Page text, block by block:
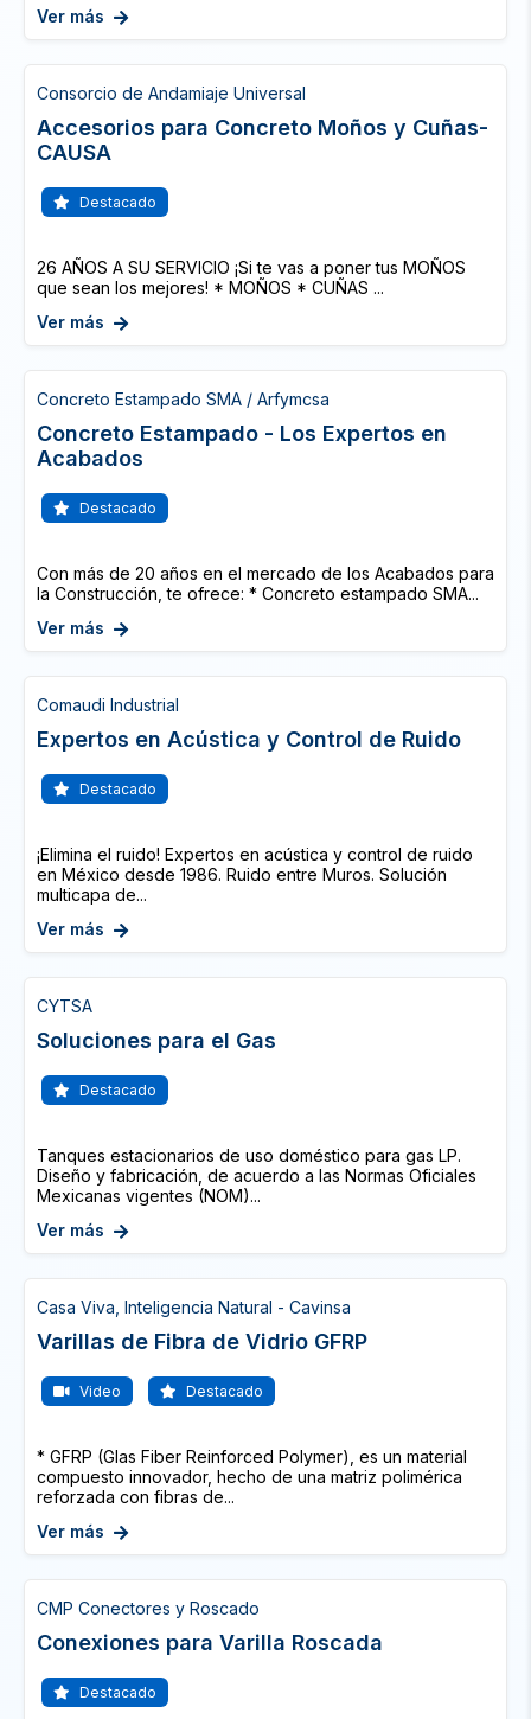
Ver más
Consorcio de Andamiaje Universal
Accesorios para Concreto Moños y Cuñas-
CAUSA
Destacado
26 AÑOS A SU SERVICIO ¡Si te vas a poner tus MOÑOS
que sean los mejores! * MOÑOS * CUÑAS ...
Ver más
Concreto Estampado SMA / Arfymcsa
Concreto Estampado - Los Expertos en
Acabados
Destacado
Con más de 20 años en el mercado de los Acabados para
la Construcción, te ofrece: * Concreto estampado SMA...
Ver más
Comaudi Industrial
Expertos en Acústica y Control de Ruido
Destacado
¡Elimina el ruido! Expertos en acústica y control de ruido
en México desde 1986. Ruido entre Muros. Solución
multicapa de...
Ver más
CYTSA
Soluciones para el Gas
Destacado
Tanques estacionarios de uso doméstico para gas LP.
Diseño y fabricación, de acuerdo a las Normas Oficiales
Mexicanas vigentes (NOM)...
Ver más
Casa Viva, Inteligencia Natural - Cavinsa
Varillas de Fibra de Vidrio GFRP
Video Destacado
* GFRP (Glas Fiber Reinforced Polymer), es un material
compuesto innovador, hecho de una matriz polimérica
reforzada con fibras de...
Ver más
CMP Conectores y Roscado
Conexiones para Varilla Roscada
Destacado